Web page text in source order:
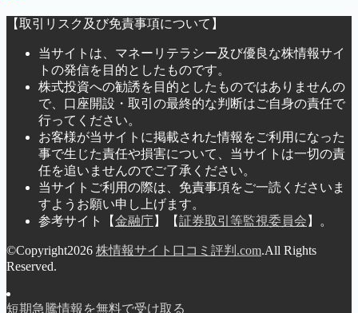
【取引リスク及び免責事項について】
当サイトは、マネーリテラシー及び優良な株情報サイ
トの発信を目的としたものです。
株式投資への勧誘を目的としたものではありませんの
で、口座開設・取引の最終的な判断はご自身の責任で
行ってください。
お客様が当サイトに掲載された情報をご利用になった
事で生じた責任や損害について、当サイトは一切の責
任を追いませんのでご了承ください。
当サイトご利用の際は、免責事項をご一読くださいま
すようお願い申し上げます。
参考サイト【金融庁】【証券取引等監視委員会 】。
©Copyright2026 株情報サイト口コミ評判.com.All Rights
Reserved.
短期急騰情報を無料で受け取る